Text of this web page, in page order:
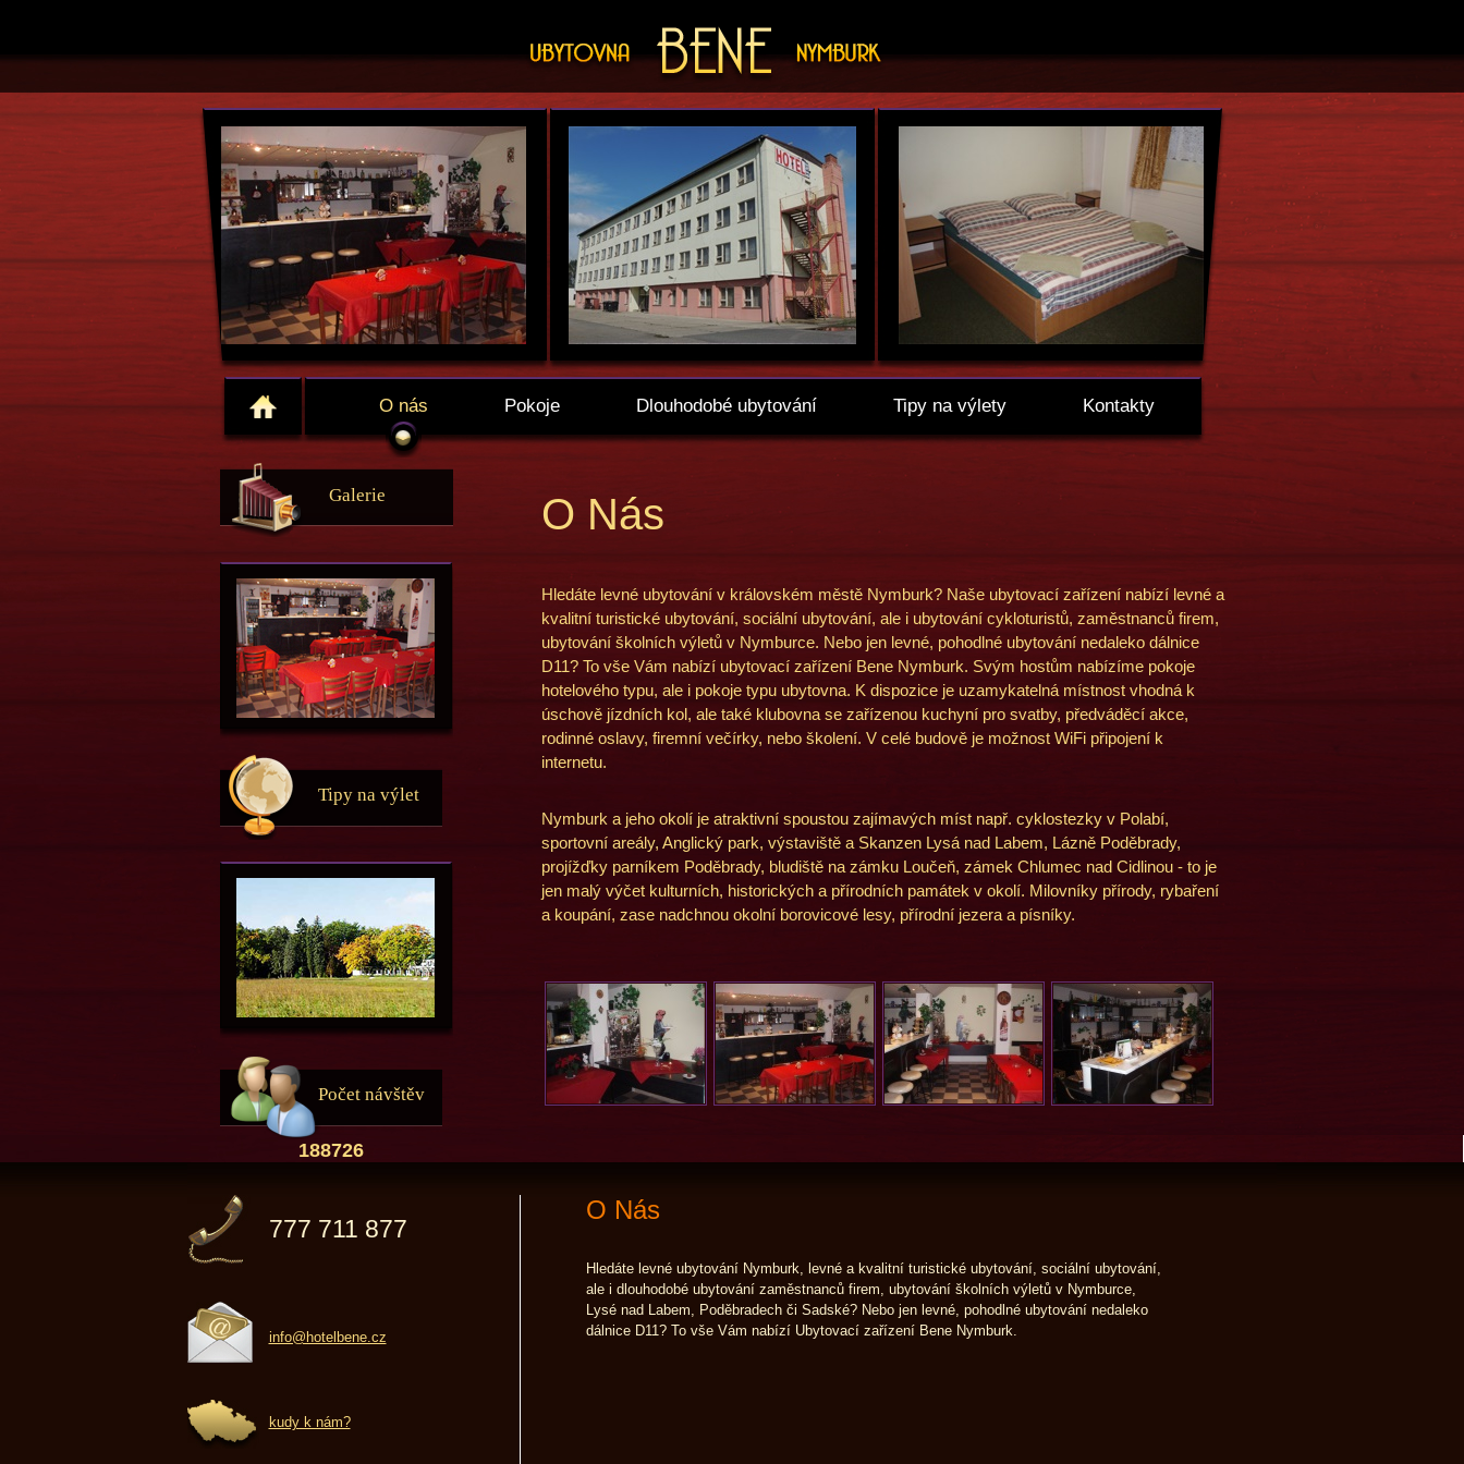
O nás Pokoje Dlouhodobé ubytování Tipy na výlety Kontakty
Galerie
Tipy na výlet
Počet návštěv
188726
O Nás
Hledáte levné ubytování v královském městě Nymburk? Naše ubytovací zařízení nabízí levné a
kvalitní turistické ubytování, sociální ubytování, ale i ubytování cykloturistů, zaměstnanců firem,
ubytování školních výletů v Nymburce. Nebo jen levné, pohodlné ubytování nedaleko dálnice
D11? To vše Vám nabízí ubytovací zařízení Bene Nymburk. Svým hostům nabízíme pokoje
hotelového typu, ale i pokoje typu ubytovna. K dispozice je uzamykatelná místnost vhodná k
úschově jízdních kol, ale také klubovna se zařízenou kuchyní pro svatby, předváděcí akce,
rodinné oslavy, firemní večírky, nebo školení. V celé budově je možnost WiFi připojení k
internetu.
Nymburk a jeho okolí je atraktivní spoustou zajímavých míst např. cyklostezky v Polabí,
sportovní areály, Anglický park, výstaviště a Skanzen Lysá nad Labem, Lázně Poděbrady,
projížďky parníkem Poděbrady, bludiště na zámku Loučeň, zámek Chlumec nad Cidlinou - to je
jen malý výčet kulturních, historických a přírodních památek v okolí. Milovníky přírody, rybaření
a koupání, zase nadchnou okolní borovicové lesy, přírodní jezera a písníky.
777 711 877
info@hotelbene.cz
kudy k nám?
O Nás
Hledáte levné ubytování Nymburk, levné a kvalitní turistické ubytování, sociální ubytování,
ale i dlouhodobé ubytování zaměstnanců firem, ubytování školních výletů v Nymburce,
Lysé nad Labem, Poděbradech či Sadské? Nebo jen levné, pohodlné ubytování nedaleko
dálnice D11? To vše Vám nabízí Ubytovací zařízení Bene Nymburk.